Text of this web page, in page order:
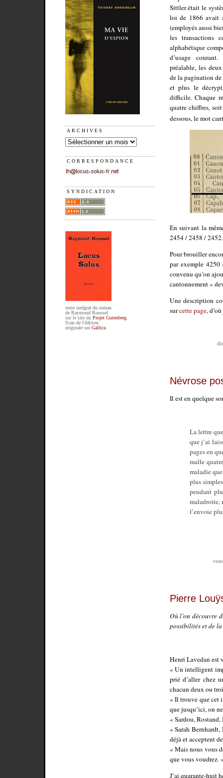
ARCHIVES
CORRESPONDANCE
SYNDICATION
texte intégral du roman
de Raymond Roussel
sur le site du Projet Gutenberg.
Scan de l'édition
originale surGallica.
Sittler était le
loi de 1866 avait
(employés aussi
les transactions
alphabétique
d’usage
préalable, les
de la pagination
et plus le
difficile. Chaque
quatre chiffres,
dessous, le mot
En suivant la
2454 / 2458 / 2452.
Pour brouiller
par exemple
convenu qu’on
cantonnement »
Une description
surcette page,
Névrose
Il est en quelque
La lettre
que j’ai
pages en
malle
maladie
plus
pendant
maladroite,
l’envoie
Pierre
Où l’on découvre
possibilités et de
Henri Lavedan est
« Un intelligent
prié d’aller chez
chacun deux ou
« Il trouve que cet
que jusqu’ici, on
« Sardou,
« Sarah
déjà et acceptent
« Mais nous vous
que vous voudrez.
J’ai quarante-huit